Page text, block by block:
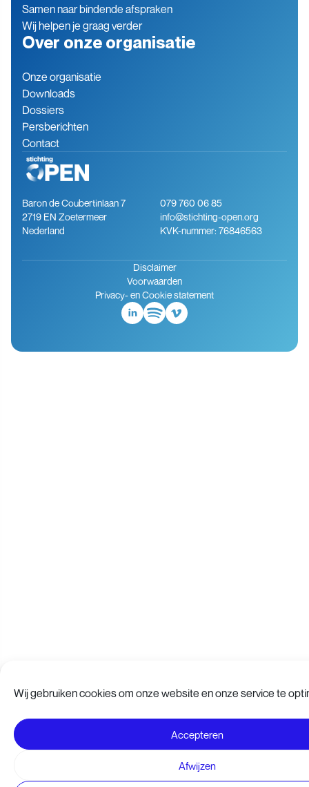
Wij gebruiken cookies om onze website en onze service te
Accepteren
Afwijzen
Samen naar bindende afspraken
Wij helpen je graag verder
Over onze organisatie
Onze organisatie
Downloads
Dossiers
Persberichten
Contact
Baron de Coubertinlaan 7
2719 EN Zoetermeer
Nederland
079 760 06 85
info@stichting-open.org
KVK-nummer: 76846563
Disclaimer
Voorwaarden
Privacy- en Cookie statement